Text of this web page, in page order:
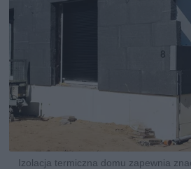
Izolacja termiczna domu zapewnia